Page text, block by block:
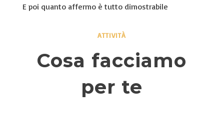
E poi quanto affermo è tutto dimostrabile
ATTIVITÀ
Cosa facciamo
per te